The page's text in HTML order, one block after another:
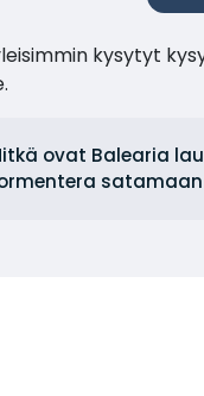
kysytyt
ovat Balearia
satamaan